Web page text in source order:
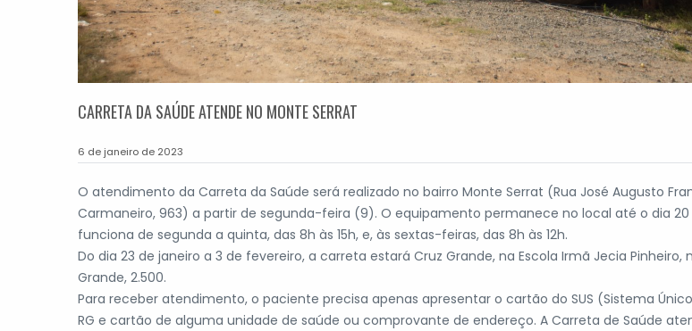
CARRETA DA SAÚDE ATENDE NO MONTE SERRAT
6 de janeiro de 2023
O atendimento da Carreta da Saúde será realizado no bairro Monte Serrat (Rua José Augusto
Carmaneiro, 963) a partir de segunda-feira (9). O equipamento permanece no local até o dia 20
funciona de segunda a quinta, das 8h às 15h, e, às sextas-feiras, das 8h às 12h.
Do dia 23 de janeiro a 3 de fevereiro, a carreta estará Cruz Grande, na Escola Irmã Jecia Pinheiro,
Grande, 2.500.
Para receber atendimento, o paciente precisa apenas apresentar o cartão do SUS (Sistema
RG e cartão de alguma unidade de saúde ou comprovante de endereço. A Carreta de Saúde